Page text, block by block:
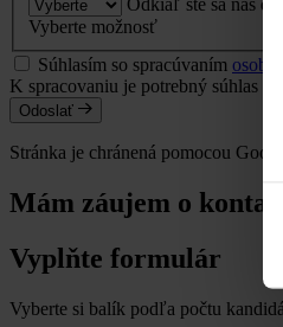
Odkiaľ ste sa nás
Vyberte možnosť
Súhlasím so spracúvaním
K spracovaniu je potrebný súhlas
Odoslať
Stránka je chránená pomocou
Mám záujem o
Vyplňte formulár
Vyberte si balík podľa počtu